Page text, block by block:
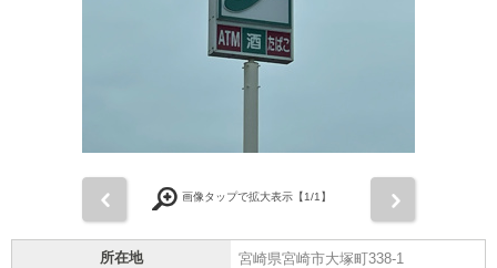
画像タップで拡大表示【1/1】
所在地 宮崎県宮崎市大塚町338-1